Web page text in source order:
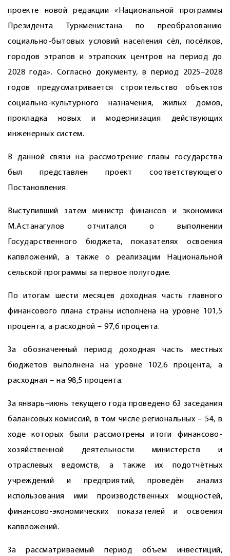
проекте новой редакции «Национальной программы
Президента Туркменистана по преобразованию
социально-бытовых условий населения сёл, посёлков,
городов этрапов и этрапских центров на период до
2028 года». Согласно документу, в период 2025–2028
годов предусматривается строительство объектов
социально-культурного назначения, жилых домов,
прокладка новых и модернизация действующих
инженерных систем.
В данной связи на рассмотрение главы государства
был представлен проект соответствующего
Постановления.
Выступивший затем министр финансов и экономики
М.Астанагулов отчитался о выполнении
Государственного бюджета, показателях освоения
капвложений, а также о реализации Национальной
сельской программы за первое полугодие.
По итогам шести месяцев доходная часть главного
финансового плана страны исполнена на уровне 101,5
процента, а расходной – 97,6 процента.
За обозначенный период доходная часть местных
бюджетов выполнена на уровне 102,6 процента, а
расходная – на 98,5 процента.
За январь–июнь текущего года проведено 63 заседания
балансовых комиссий, в том числе региональных – 54, в
ходе которых были рассмотрены итоги финансово-
хозяйственной деятельности министерств и
отраслевых ведомств, а также их подотчётных
учреждений и предприятий, проведён анализ
использования ими производственных мощностей,
финансово-экономических показателей и освоения
капвложений.
За рассматриваемый период объём инвестиций,